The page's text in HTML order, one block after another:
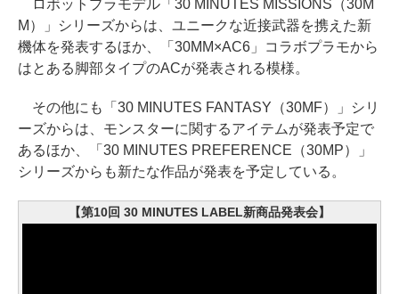
ロボットプラモデル「30 MINUTES MISSIONS（30M
M）」シリーズからは、ユニークな近接武器を携えた新
機体を発表するほか、「30MM×AC6」コラボプラモから
はとある脚部タイプのACが発表される模様。
その他にも「30 MINUTES FANTASY（30MF）」シリ
ーズからは、モンスターに関するアイテムが発表予定で
あるほか、「30 MINUTES PREFERENCE（30MP）」
シリーズからも新たな作品が発表を予定している。
【第10回 30 MINUTES LABEL新商品発表会】